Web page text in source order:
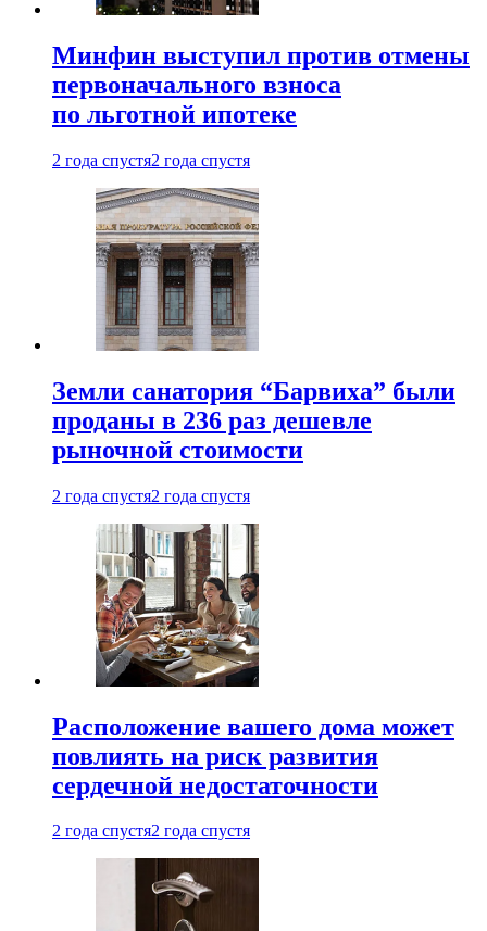
Минфин выступил против отмены
первоначального взноса
по льготной ипотеке
2 года спустя2 года спустя
Земли санатория “Барвиха” были
проданы в 236 раз дешевле
рыночной стоимости
2 года спустя2 года спустя
Расположение вашего дома может
повлиять на риск развития
сердечной недостаточности
2 года спустя2 года спустя